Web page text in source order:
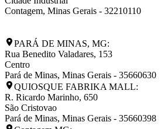
Contagem, Minas Gerais - 32210110
PARÁ DE MINAS, MG:
Rua Benedito Valadares, 153
Centro
Pará de Minas, Minas Gerais - 35660630
QUIOSQUE FABRIKA MALL:
R. Ricardo Marinho, 650
São Cristovao
Pará de Minas, Minas Gerais - 35660398